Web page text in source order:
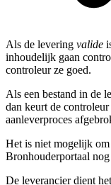
Als de levering valide
inhoudelijk gaan
controleur ze goed.
Als een bestand in de
dan keurt de
aanleverproces
Het is niet mogelijk
Bronhouderportaal nog
De leverancier dient